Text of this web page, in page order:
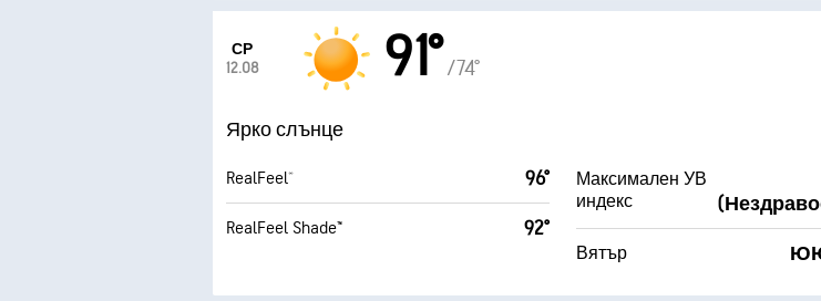
СР
12.08
91° /74°
Ярко слънце
RealFeel® 96°
RealFeel Shade™ 92°
Максимален УВ
индекс
Вятър